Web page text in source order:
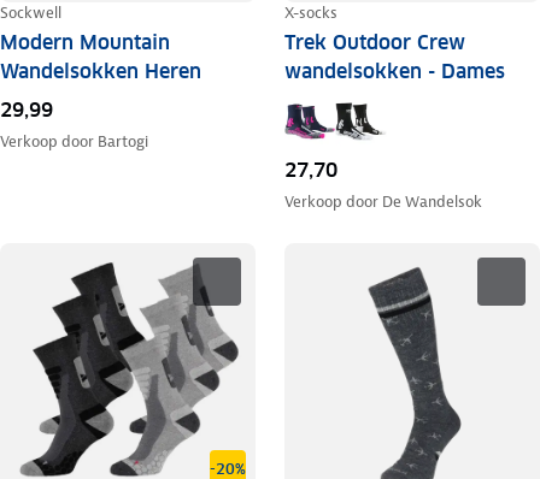
Sockwell
Modern Mountain
Wandelsokken Heren
29,99
Verkoop door Bartogi
X-socks
Trek Outdoor Crew
wandelsokken - Dames
27,70
Verkoop door De Wandelsok
-20%